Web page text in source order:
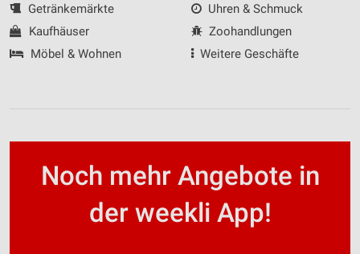
Getränkemärkte
Kaufhäuser
Möbel & Wohnen
Uhren & Schmuck
Zoohandlungen
Weitere Geschäfte
Noch mehr Angebote in
der weekli App!